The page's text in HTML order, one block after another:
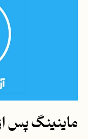
ماینینگ پس